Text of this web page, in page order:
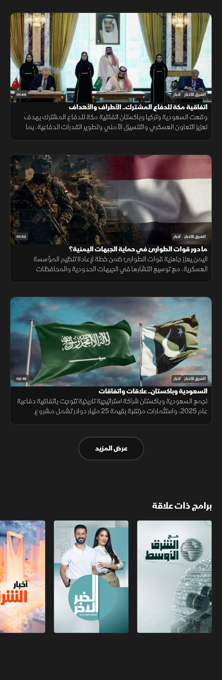
01:46 الشرق للأخبار أخبار
اتفاقية مكة للدفاع المشترك.. الأطراف والأهداف
وقعت السعودية وتركيا وباكستان اتفاقية مكة للدفاع المشترك بهدف
تعزيز التعاون العسكري والتنسيق الأمني وتطوير القدرات الدفاعية، بما
01:32 الشرق للأخبار أخبار
ما دور قوات الطوارئ في حماية الجبهات اليمنية؟
اليمن يعزز جاهزية قوات الطوارئ ضمن خطة لإعادة تنظيم المؤسسة
العسكرية، مع توسيع انتشارها في الجبهات الحدودية والمحافظات
02:18 الشرق للأخبار أخبار
السعودية وباكستان.. علاقات واتفاقات
تجمع السعودية وباكستان شراكة استراتيجية تاريخية تتوجت باتفاقية دفاعية
عام 2025، واستثمارات مرتقبة بقيمة 25 مليار دولار تشمل مشروع
عرض المزيد
برامج ذات علاقة
مع الشرق الأوسط الخبر الآخر أخبار الشرق